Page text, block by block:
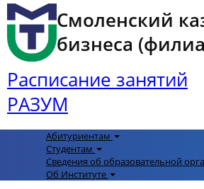
Смоленский
бизнеса
Расписание занятий
РАЗУМ
Абитуриентам
Студентам
Сведения об образовательной
Об Институте